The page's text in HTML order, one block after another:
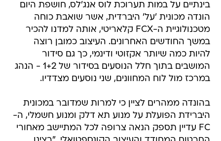
בינתיים על במות תערוכת לוס אנג'לס, חושפת היום
הונדה מכונית 'על' היברדית, אשר שואבת כוחה
מטכנולוגיית ה-FCX קלאריטי, אותה למדנו להכיר
במשך החודשים האחרונים. העיצוב כמובן רוצה
להיות כמה שיותר אקזוטי ודינמי, כך גם סידור
המושבים בתוך חלל הנוסעים בסידור של 1+2 - הנהג
במרכז מול לוח המחוונים, שני נוסעים מצדדיו.
בהונדה ממהרים לציין כי למרות שמדובר במכונית
היברידת הפועלת על מנוע תא דלק ומנוע חשמלי, ה-
FC עדיין תספק הנאה צרופה לכל המתיישב מאחורי